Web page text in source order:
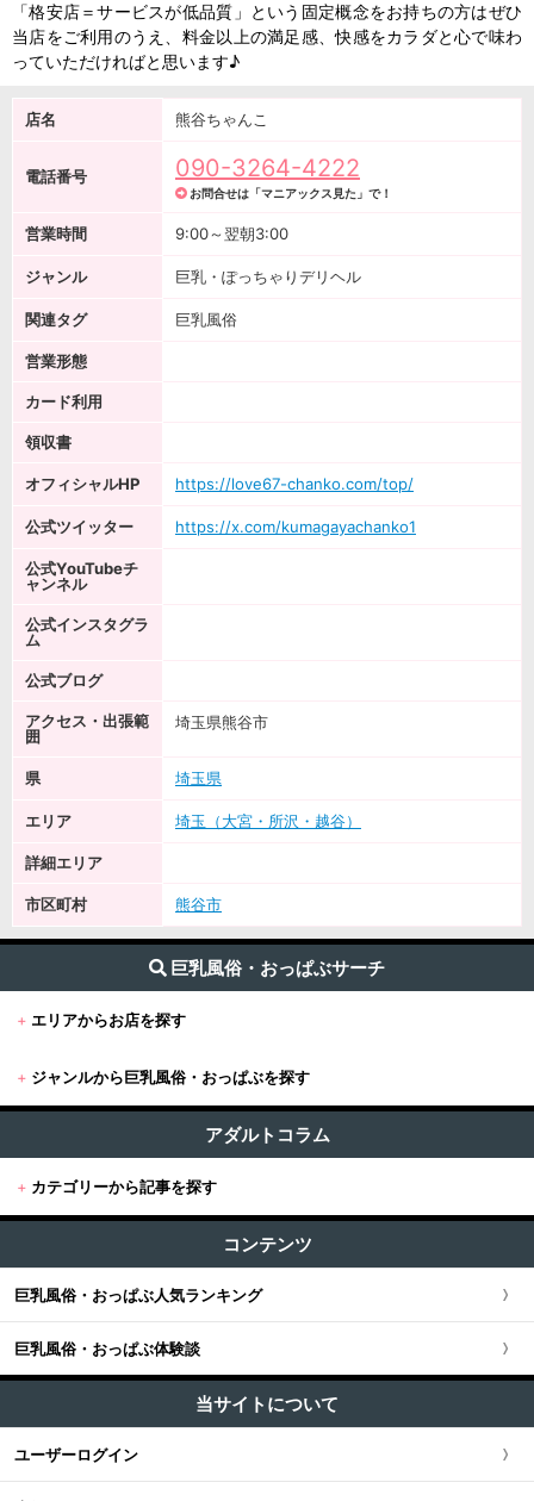
「格安店＝サービスが低品質」という固定概念をお持ちの方はぜひ
当店をご利用のうえ、料金以上の満足感、快感をカラダと心で味わ
っていただければと思います♪
店名 熊谷ちゃんこ
電話番号 090-3264-4222
お問合せは「マニアックス見た」で！
営業時間 9:00～翌朝3:00
ジャンル 巨乳・ぽっちゃりデリヘル
関連タグ 巨乳風俗
営業形態
カード利用
領収書
オフィシャルHP https://love67-chanko.com/top/
公式ツイッター https://x.com/kumagayachanko1
公式YouTubeチ
ャンネル
公式インスタグラ
ム
公式ブログ
アクセス・出張範
囲
埼玉県熊谷市
県 埼玉県
エリア 埼玉（大宮・所沢・越谷）
詳細エリア
市区町村 熊谷市
巨乳風俗・おっぱぶサーチ
+ エリアからお店を探す
+東京
東京全域
新宿・歌舞伎町・新大久保・高田馬場
池袋・大塚・巣鴨
五反田・品川・高輪・蒲田
六本木・赤坂
関東版TOP
埼玉県
神奈川県
茨城県
+関西
関西全域
大阪府
兵庫県
東海・北陸・甲信越版TOP
東海・北陸・甲信越全域
静岡県
中国・四国版TOP
中国・四国全域
+九州・沖縄
九州・沖縄版TOP
+ ジャンルから巨乳風俗・おっぱぶを探す
アダルトコラム
+ カテゴリーから記事を探す
コンテンツ
巨乳風俗・おっぱぶ人気ランキング
巨乳風俗・おっぱぶ体験談
当サイトについて
ユーザーログイン